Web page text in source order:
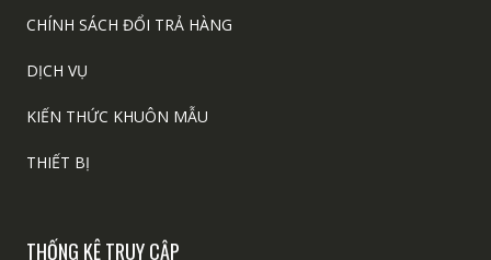
CHÍNH SÁCH ĐỔI TRẢ HÀNG
DỊCH VỤ
KIẾN THỨC KHUÔN MẪU
THIẾT BỊ
THỐNG KÊ TRUY CẬP